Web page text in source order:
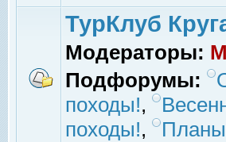
ТурКлуб
Модераторы:
Подфорумы:
походы!,
походы!, Планы